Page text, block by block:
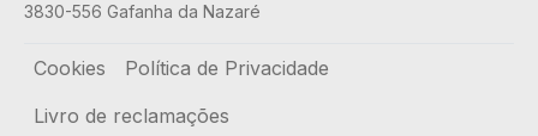
3830-556 Gafanha da Nazaré
Rodapé
Cookies
Política de Privacidade
Livro de reclamações